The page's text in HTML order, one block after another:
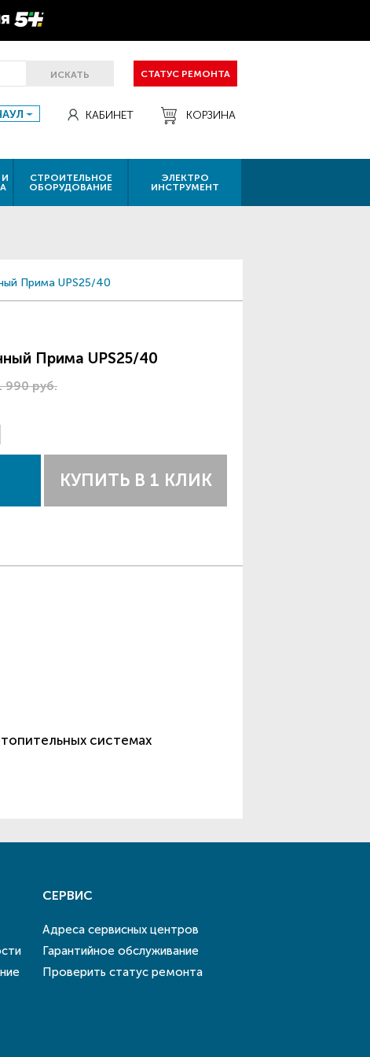
ИСКАТЬ СТАТУС РЕМОНТА
КАБИНЕТ КОРЗИНА
СТРОИТЕЛЬНОЕ
ОБОРУДОВАНИЕ
ЭЛЕКТРО
ИНСТРУМЕНТ
Прима UPS25/40
Прима UPS25/40
990 руб.
КУПИТЬ В 1 КЛИК
системах
СЕРВИС
Адреса сервисных центров
Гарантийное обслуживание
Проверить статус ремонта